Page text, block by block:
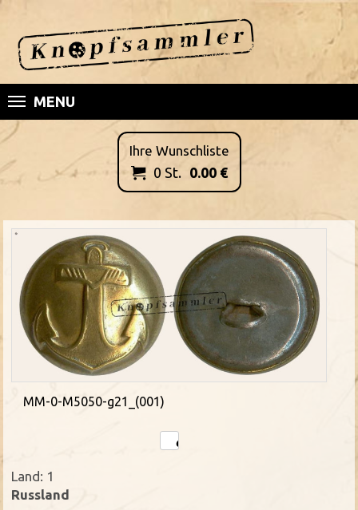
MENU
Ihre Wunschliste
 0 St. 0.00€
MM-0-M5050-g21_(001)
Land: 1
Russland